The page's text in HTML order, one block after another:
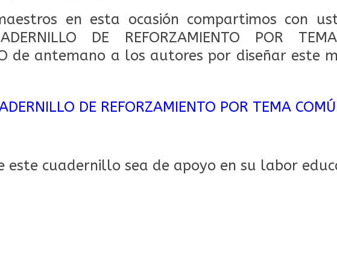
en esta ocasión compartimos con
DE REFORZAMIENTO POR
de antemano a los autores por diseñar este
DE REFORZAMIENTO POR TEMA
este cuadernillo sea de apoyo en su labor